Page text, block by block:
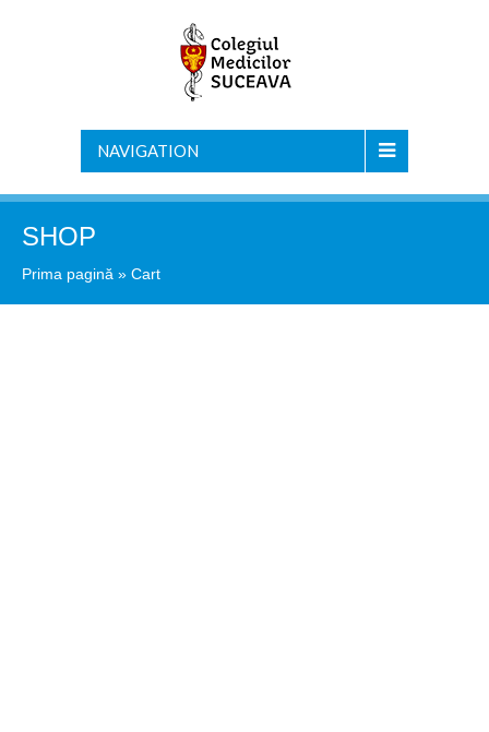
NAVIGATION
SHOP
Prima pagină » Cart